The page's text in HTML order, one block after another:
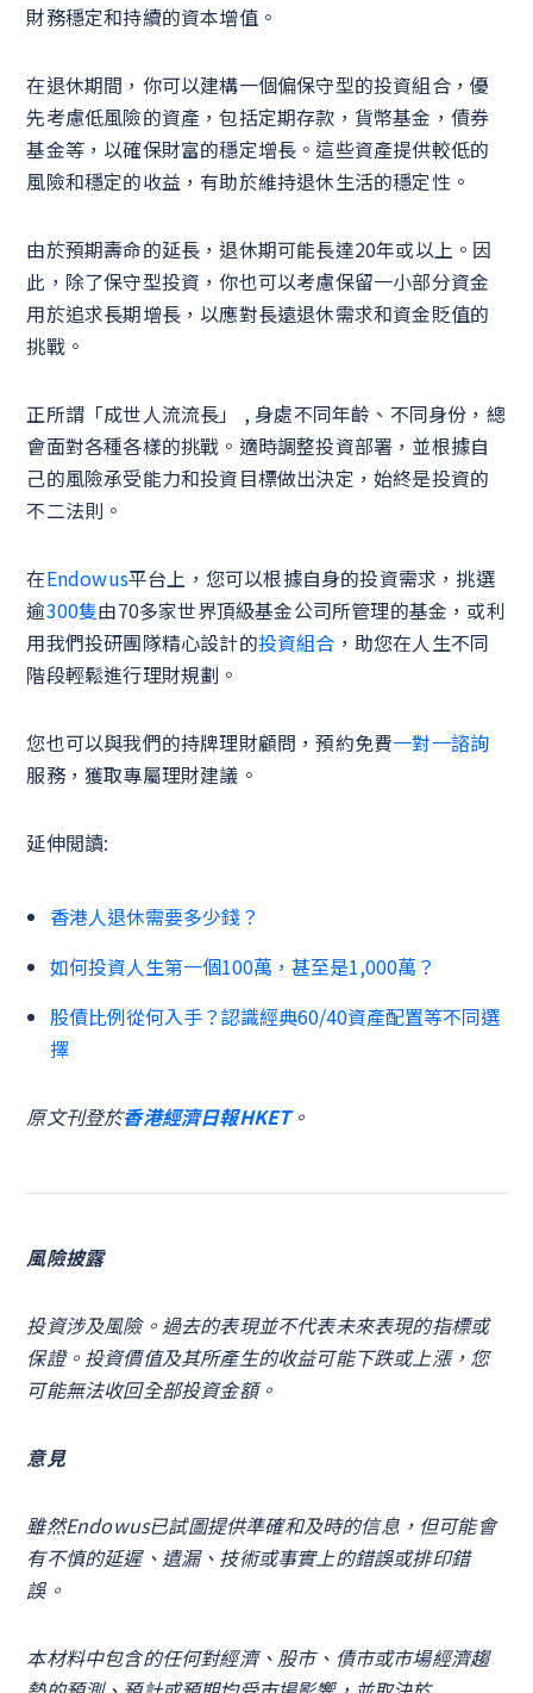
財務穩定和持續的資本增值。
在退休期間，你可以建構一個偏保守型的投資組合，優
先考慮低風險的資產，包括定期存款，貨幣基金，債券
基金等，以確保財富的穩定增長。這些資產提供較低的
風險和穩定的收益，有助於維持退休生活的穩定性。
由於預期壽命的延長，退休期可能長達20年或以上。因
此，除了保守型投資，你也可以考慮保留一小部分資金
用於追求長期增長，以應對長遠退休需求和資金貶值的
挑戰。
正所謂「成世人流流長」 , 身處不同年齡、不同身份，總
會面對各種各樣的挑戰。適時調整投資部署，並根據自
己的風險承受能力和投資目標做出決定，始終是投資的
不二法則。
在Endowus平台上，您可以根據自身的投資需求，挑選
逾300隻由70多家世界頂級基金公司所管理的基金，或利
用我們投研團隊精心設計的投資組合 ，助您在人生不同
階段輕鬆進行理財規劃。
您也可以與我們的持牌理財顧問，預約免費一對一諮詢
服務，獲取專屬理財建議。
延伸閲讀:
香港人退休需要多少錢？
如何投資人生第一個100萬，甚至是1,000萬？
股債比例從何入手？認識經典60/40資產配置等不同選
擇
原文刊登於香港經濟日報HKET。
風險披露
投資涉及風險。過去的表現並不代表未來表現的指標或
保證。投資價值及其所產生的收益可能下跌或上漲，您
可能無法收回全部投資金額。
意見
雖然Endowus已試圖提供準確和及時的信息，但可能會
有不慎的延遲、遺漏、技術或事實上的錯誤或排印錯
誤。
本材料中包含的任何對經濟、股市、債市或市場經濟趨